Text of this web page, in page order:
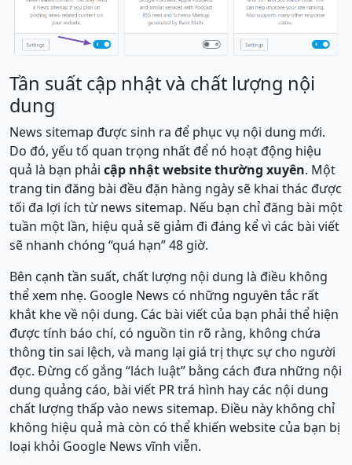
Tần suất cập nhật và chất lượng nội
dung
News sitemap được sinh ra để phục vụ nội dung mới.
Do đó, yếu tố quan trọng nhất để nó hoạt động hiệu
quả là bạn phải cập nhật website thường xuyên. Một
trang tin đăng bài đều đặn hàng ngày sẽ khai thác được
tối đa lợi ích từ news sitemap. Nếu bạn chỉ đăng bài một
tuần một lần, hiệu quả sẽ giảm đi đáng kể vì các bài viết
sẽ nhanh chóng “quá hạn” 48 giờ.
Bên cạnh tần suất, chất lượng nội dung là điều không
thể xem nhẹ. Google News có những nguyên tắc rất
khắt khe về nội dung. Các bài viết của bạn phải thể hiện
được tính báo chí, có nguồn tin rõ ràng, không chứa
thông tin sai lệch, và mang lại giá trị thực sự cho người
đọc. Đừng cố gắng “lách luật” bằng cách đưa những nội
dung quảng cáo, bài viết PR trá hình hay các nội dung
chất lượng thấp vào news sitemap. Điều này không chỉ
không hiệu quả mà còn có thể khiến website của bạn bị
loại khỏi Google News vĩnh viễn.